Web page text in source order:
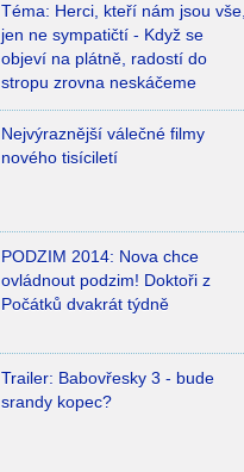
Téma: Herci, kteří nám jsou vše,
jen ne sympatičtí - Když se
objeví na plátně, radostí do
stropu zrovna neskáčeme
Nejvýraznější válečné filmy
nového tisíciletí
PODZIM 2014: Nova chce
ovládnout podzim! Doktoři z
Počátků dvakrát týdně
Trailer: Babovřesky 3 - bude
srandy kopec?